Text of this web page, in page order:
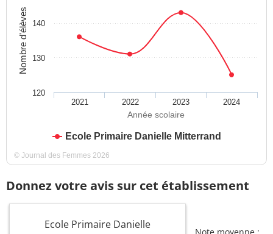
Année scolaire
Nombre d'élèves
Ecole Primaire Danielle Mitterrand
2021 2022 2023 2024
120
130
140
© Journal des Femmes 2026
Donnez votre avis sur cet établissement
Ecole Primaire Danielle